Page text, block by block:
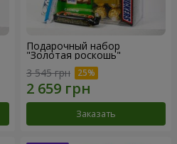
Подарочный набор
"Золотая роскошь"
3 545 грн
Заказать